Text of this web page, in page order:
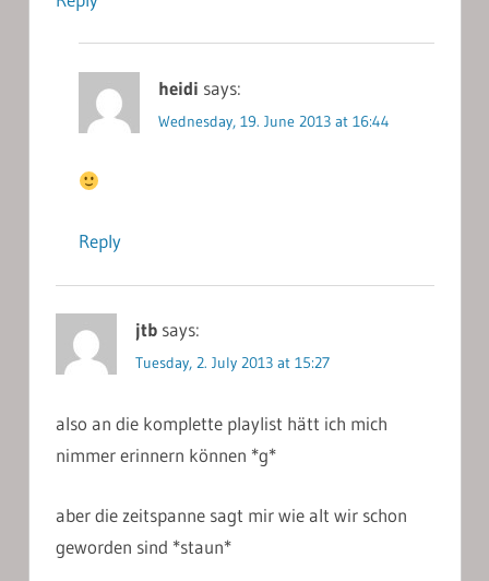
heidi says:
Wednesday, 19. June 2013 at 16:44
Reply
jtb says:
Tuesday, 2. July 2013 at 15:27
also an die komplette playlist hätt ich mich
nimmer erinnern können *g*
aber die zeitspanne sagt mir wie alt wir schon
geworden sind *staun*